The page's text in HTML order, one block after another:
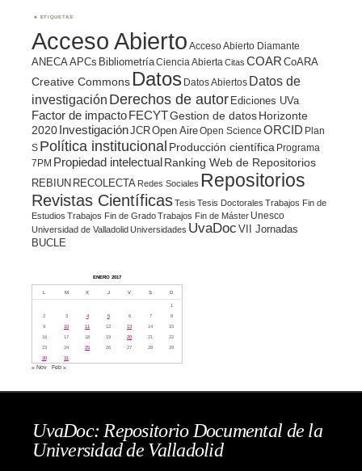
ETIQUETAS
Acceso Abierto Acceso Abierto Diamante
ANECA APCs BibliometríaCiencia Abierta Citas COAR CoARA
Creative Commons Datos Datos Abiertos Datos de
investigación Derechos de autor Ediciones UVa
Factor de impacto FECYTGestion de datosHorizonte
2020 InvestigaciónJCROpen AireOpen Science ORCID Plan
S Política institucional Producción científica Programa
7PM Propiedad intelectualRanking Web de Repositorios
REBIUN RECOLECTA Redes Sociales Repositorios
Revistas CientíficasTesis Tesis Doctorales Trabajos Fin de
Estudios Trabajos Fin de GradoTrabajos Fin de Máster Unesco
Universidad de ValladolidUniversidades UvaDoc VII Jornadas
BUCLE
ENERO 2017
L M X J V S D
1
2
3 4 5 6 7
8
9
10 11 12 13 14
15
16
17 18 19 20 21
22
23
24 25 26 27 28
29
30
31
« Nov Feb »
UvaDoc: Repositorio Documental de la
Universidad de Valladolid